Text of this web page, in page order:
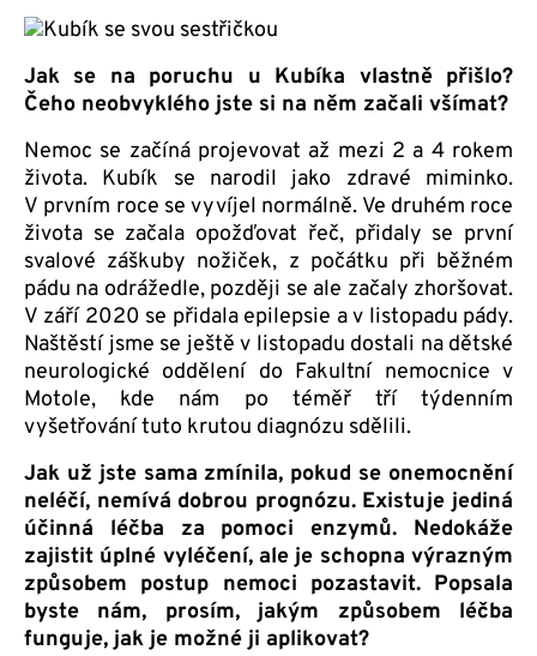
Jak se na poruchu u Kubíka vlastně přišlo?
Čeho neobvyklého jste si na něm začali všímat?
Nemoc se začíná projevovat až mezi 2 a 4 rokem
života. Kubík se narodil jako zdravé miminko.
V prvním roce se vyvíjel normálně. Ve druhém roce
života se začala opožďovat řeč, přidaly se první
svalové záškuby nožiček, z počátku při běžném
pádu na odrážedle, později se ale začaly zhoršovat.
V září 2020 se přidala epilepsie a v listopadu pády.
Naštěstí jsme se ještě v listopadu dostali na dětské
neurologické oddělení do Fakultní nemocnice v
Motole, kde nám po téměř tří týdenním
vyšetřování tuto krutou diagnózu sdělili.
Jak už jste sama zmínila, pokud se onemocnění
neléčí, nemívá dobrou prognózu. Existuje jediná
účinná léčba za pomoci enzymů. Nedokáže
zajistit úplné vyléčení, ale je schopna výrazným
způsobem postup nemoci pozastavit. Popsala
byste nám, prosím, jakým způsobem léčba
funguje, jak je možné ji aplikovat?